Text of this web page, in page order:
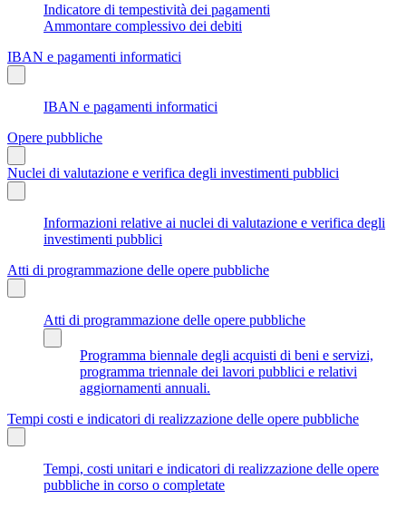
Indicatore di tempestività dei pagamenti
Ammontare complessivo dei debiti
IBAN e pagamenti informatici
IBAN e pagamenti informatici
Opere pubbliche
Nuclei di valutazione e verifica degli investimenti pubblici
Informazioni relative ai nuclei di valutazione e verifica degli
investimenti pubblici
Atti di programmazione delle opere pubbliche
Atti di programmazione delle opere pubbliche
Programma biennale degli acquisti di beni e servizi,
programma triennale dei lavori pubblici e relativi
aggiornamenti annuali.
Tempi costi e indicatori di realizzazione delle opere pubbliche
Tempi, costi unitari e indicatori di realizzazione delle opere
pubbliche in corso o completate